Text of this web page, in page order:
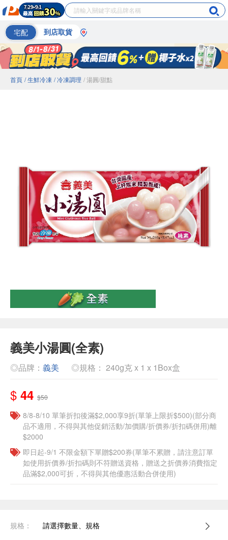
宅配 到店取貨
首頁 / 生鮮冷凍 / 冷凍調理 / 湯圓/甜點
義美小湯圓(全素)
◎品牌： 義美 ◎規格： 240g克 x 1 x 1Box盒
$ 44 $50
8/8-8/10 單筆折扣後滿$2,000享9折(單筆上限折$500)(部分商
品不適用，不得與其他促銷活動/加價購/折價券/折扣碼併用)離
$2000
即日起-9/1 不限金額下單贈$200券(單筆不累贈，請注意訂單
如使用折價券/折扣碼則不符贈送資格，贈送之折價券消費指定
品滿$2,000可折，不得與其他優惠活動合併使用)
規格： 請選擇數量、規格